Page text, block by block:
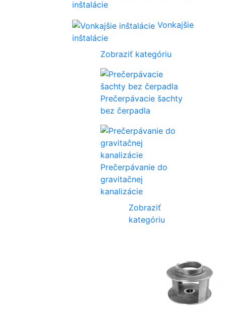
inštalácie
Vonkajšie
inštalácie
Zobraziť kategóriu
Prečerpávacie šachty
bez čerpadla
Prečerpávanie do
gravitačnej
kanalizácie
Zobraziť
kategóriu